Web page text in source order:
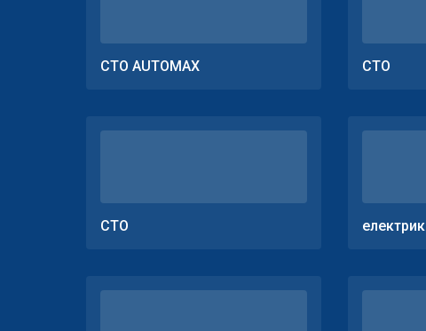
СТО AUTOMAX СТО
СТО електрик